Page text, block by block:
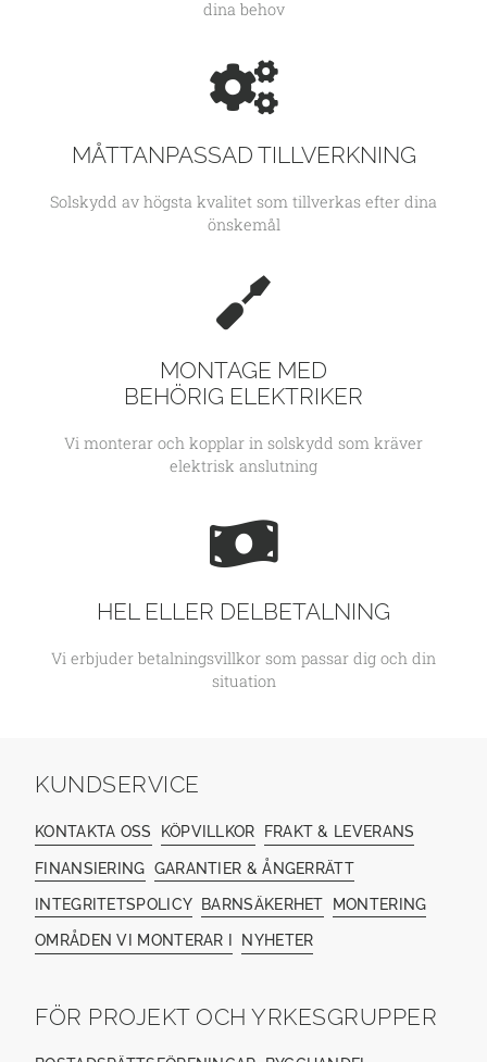
dina behov
MÅTTANPASSAD TILLVERKNING
Solskydd av högsta kvalitet som tillverkas efter dina
önskemål
MONTAGE MED
BEHÖRIG ELEKTRIKER
Vi monterar och kopplar in solskydd som kräver
elektrisk anslutning
HEL ELLER DELBETALNING
Vi erbjuder betalningsvillkor som passar dig och din
situation
KUNDSERVICE
KONTAKTA OSS KÖPVILLKOR FRAKT & LEVERANS
FINANSIERING GARANTIER & ÅNGERRÄTT
INTEGRITETSPOLICY BARNSÄKERHET MONTERING
OMRÅDEN VI MONTERAR I NYHETER
FÖR PROJEKT OCH YRKESGRUPPER